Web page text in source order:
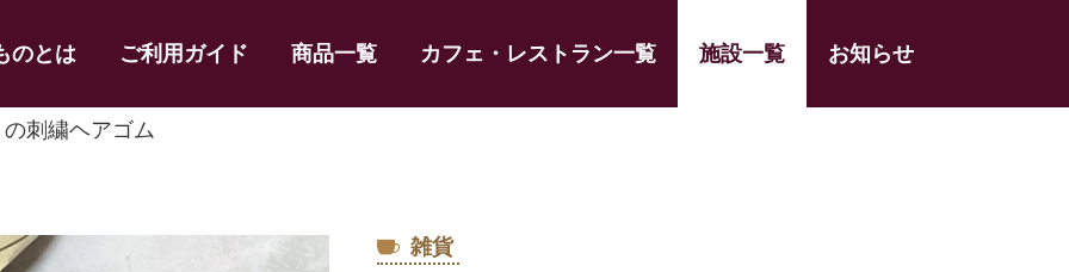
のとは ご利用ガイド 商品一覧 カフェ・レストラン一覧 施設一覧 お知らせ
刺繍ヘアゴム
雑貨